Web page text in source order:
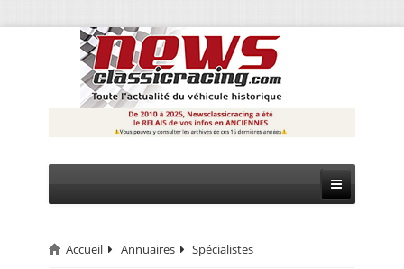
CIRCUIT
Accueil Annuaires Spécialistes